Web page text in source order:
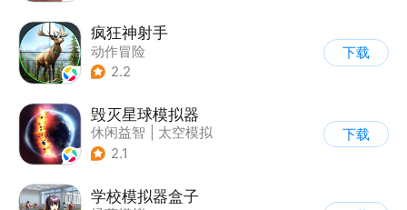
疯狂神射手
动作冒险
| 第一人称射击
2.2
下载
毁灭星球模拟器
休闲益智
太空模拟
| 太空
2.1
下载
学校模拟器盒子